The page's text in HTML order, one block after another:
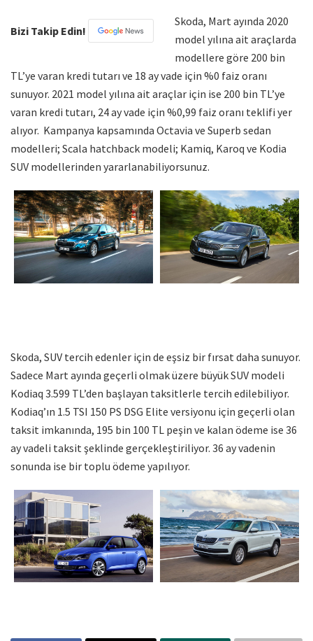
Bizi Takip Edin!
Skoda, Mart ayında 2020
model yılına ait araçlarda
modellere göre 200 bin
TL’ye varan kredi tutarı ve 18 ay vade için %0 faiz oranı
sunuyor. 2021 model yılına ait araçlar için ise 200 bin TL’ye
varan kredi tutarı, 24 ay vade için %0,99 faiz oranı teklifi yer
alıyor. Kampanya kapsamında Octavia ve Superb sedan
modelleri; Scala hatchback modeli; Kamiq, Karoq ve Kodia
SUV modellerinden yararlanabiliyorsunuz.
Skoda, SUV tercih edenler için de eşsiz bir fırsat daha sunuyor.
Sadece Mart ayında geçerli olmak üzere büyük SUV modeli
Kodiaq 3.599 TL’den başlayan taksitlerle tercih edilebiliyor.
Kodiaq’ın 1.5 TSI 150 PS DSG Elite versiyonu için geçerli olan
taksit imkanında, 195 bin 100 TL peşin ve kalan ödeme ise 36
ay vadeli taksit şeklinde gerçekleştiriliyor. 36 ay vadenin
sonunda ise bir toplu ödeme yapılıyor.